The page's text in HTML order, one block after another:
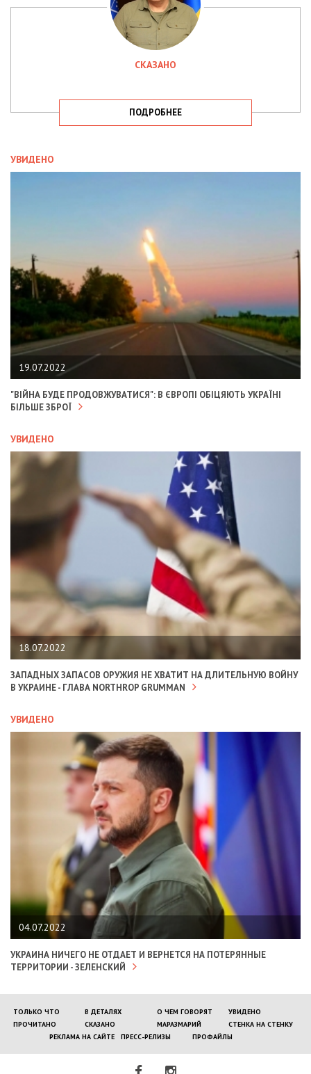
СКАЗАНО
ПОДРОБНЕЕ
УВИДЕНО
19.07.2022
"ВІЙНА БУДЕ ПРОДОВЖУВАТИСЯ": В ЄВРОПІ ОБІЦЯЮТЬ УКРАЇНІ
БІЛЬШЕ ЗБРОЇ
УВИДЕНО
18.07.2022
ЗАПАДНЫХ ЗАПАСОВ ОРУЖИЯ НЕ ХВАТИТ НА ДЛИТЕЛЬНУЮ ВОЙНУ
В УКРАИНЕ - ГЛАВА NORTHROP GRUMMAN
УВИДЕНО
04.07.2022
УКРАИНА НИЧЕГО НЕ ОТДАЕТ И ВЕРНЕТСЯ НА ПОТЕРЯННЫЕ
ТЕРРИТОРИИ - ЗЕЛЕНСКИЙ
ТОЛЬКО ЧТО В ДЕТАЛЯХ О ЧЕМ ГОВОРЯТ
УВИДЕНО
ПРОЧИТАНО
СКАЗАНО МАРАЗМАРИЙ
СТЕНКА НА СТЕНКУ
РЕКЛАМА НА САЙТЕ
ПРЕСС-РЕЛИЗЫ ПРОФАЙЛЫ